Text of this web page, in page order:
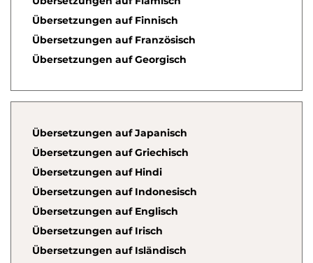
Übersetzungen auf Finnisch
Übersetzungen auf Französisch
Übersetzungen auf Georgisch
Übersetzungen auf Japanisch
Übersetzungen auf Griechisch
Übersetzungen auf Hindi
Übersetzungen auf Indonesisch
Übersetzungen auf Englisch
Übersetzungen auf Irisch
Übersetzungen auf Isländisch